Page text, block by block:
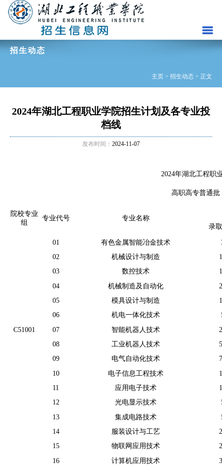
招生动态
主页 > 招生动态 > 正文
2024年湖北工程职业学院招生计划及各专业投
档线
发布时间： 2024-11-07
2024年湖北工程职
高职高专普通
院校专业
组
专业代号
专业名称
录
C51001
01 有色金属智能冶金技术
02
机械设计与制造
03
数控技术
04
机械制造及自动化
05
模具设计与制造
06
机电一体化技术
07
智能机器人技术
08
工业机器人技术
09
电气自动化技术
10
电子信息工程技术
11
应用电子技术
12
光电显示技术
13
集成电路技术
14 服装设计与工艺
15
物联网应用技术
16
计算机应用技术